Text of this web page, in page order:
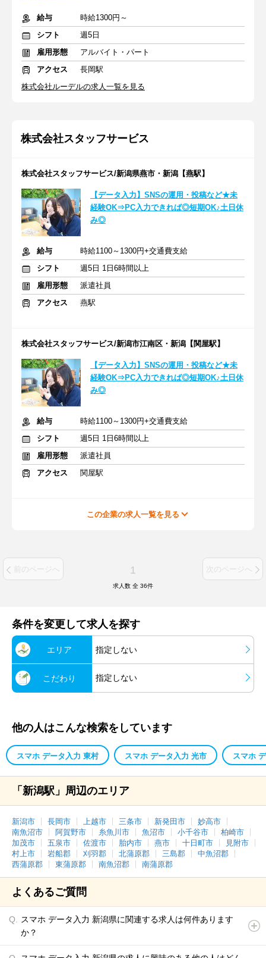
給与
時給1300円～
シフト
週5日
雇用形態
アルバイト・パート
アクセス
長岡駅
株式会社ルーデルの求人一覧を見る
株式会社スタッフサービス
株式会社スタッフサービス/新潟県燕市・新潟【燕駅】
【データ入力】SNSの運用・投稿など★未
経験OK⇒PC入力できれば◎短期OK♪土日休
み◎
給与
時給1100～1300円+交通費支給
シフト
週5日 1日6時間以上
雇用形態
派遣社員
アクセス
燕駅
株式会社スタッフサービス/新潟市江南区・新潟【関屋駅】
【データ入力】SNSの運用・投稿など★未
経験OK⇒PC入力できれば◎短期OK♪土日休
み◎
給与
時給1100～1300円+交通費支給
シフト
週5日 1日6時間以上
雇用形態
派遣社員
アクセス
関屋駅
この企業の求人一覧を見る
前のページへ 1 次のページへ
求人数 全 36件
条件を変更して求人を探す
エリア 指定しない
こだわり 指定しない
他の人はこんな検索をしています
スマホ データ入力 東村 スマホ データ入力 光市 スマホ
「新潟駅」周辺のエリア
新潟市 長岡市 上越市 三条市 新発田市
妙高市
南魚沼市
阿賀野市 糸魚川市 魚沼市 小千谷市
柏崎市
加茂市
五泉市 佐渡市 胎内市 燕市 十日町市
見附市
村上市
岩船郡 刈羽郡 北蒲原郡 三島郡
中魚沼郡
西蒲原郡
東蒲原郡 南魚沼郡 南蒲原郡
よくあるご質問
スマホ データ入力 新潟県に関連する求人は何件あります
か？